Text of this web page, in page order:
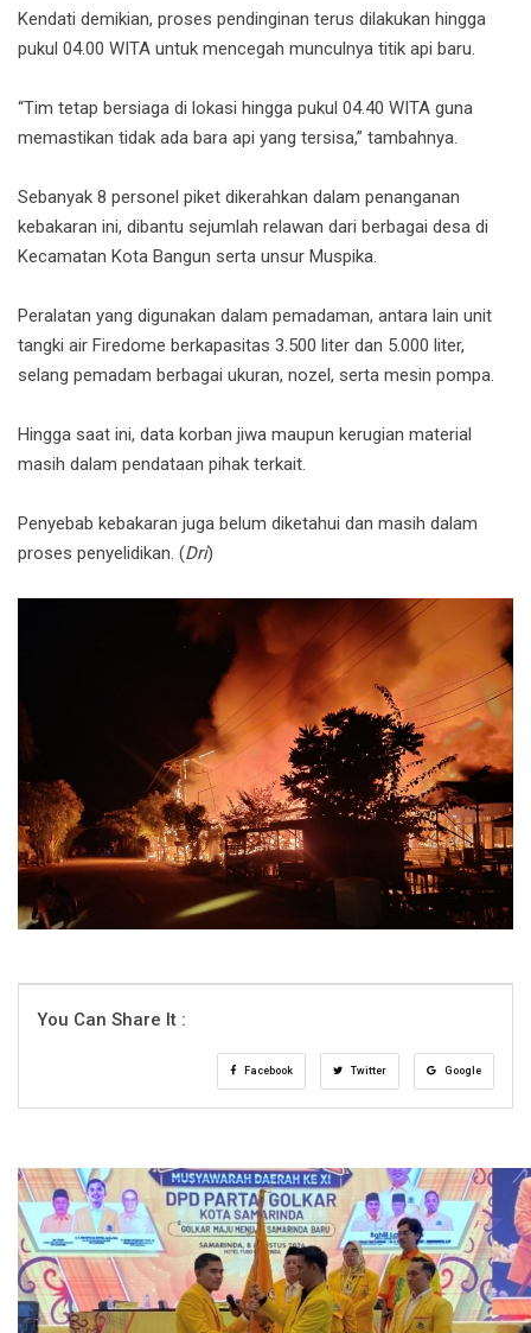
Kendati demikian, proses pendinginan terus dilakukan hingga
pukul 04.00 WITA untuk mencegah munculnya titik api baru.
“Tim tetap bersiaga di lokasi hingga pukul 04.40 WITA guna
memastikan tidak ada bara api yang tersisa,” tambahnya.
Sebanyak 8 personel piket dikerahkan dalam penanganan
kebakaran ini, dibantu sejumlah relawan dari berbagai desa di
Kecamatan Kota Bangun serta unsur Muspika.
Peralatan yang digunakan dalam pemadaman, antara lain unit
tangki air Firedome berkapasitas 3.500 liter dan 5.000 liter,
selang pemadam berbagai ukuran, nozel, serta mesin pompa.
Hingga saat ini, data korban jiwa maupun kerugian material
masih dalam pendataan pihak terkait.
Penyebab kebakaran juga belum diketahui dan masih dalam
proses penyelidikan. (Dri)
You Can Share It :
Facebook Twitter Google